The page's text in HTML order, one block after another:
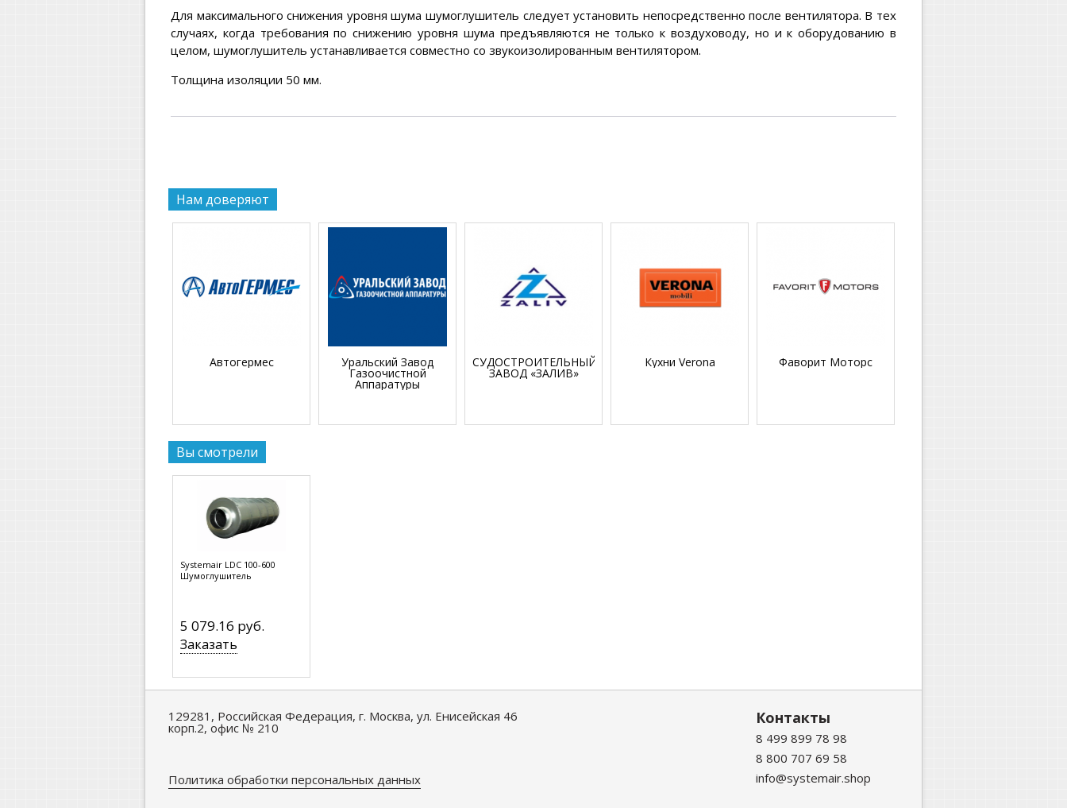
Для максимального снижения уровня шума шумоглушитель следует установить непосредственно после вентилятора. В тех
случаях, когда требования по снижению уровня шума предъявляются не только к воздуховоду, но и к оборудованию в
целом, шумоглушитель устанавливается совместно со звукоизолированным вентилятором.
Толщина изоляции 50 мм.
Нам доверяют
Автогермес Уральский Завод
Газоочистной
Аппаратуры
СУДОСТРОИТЕЛЬНЫЙ
ЗАВОД «ЗАЛИВ»
Кухни Verona Фаворит Моторс
Вы смотрели
Systemair LDC 100-600
Шумоглушитель
5 079.16 руб.
Заказать
129281, Российская Федерация, г. Москва, ул. Енисейская 46
корп.2, офис № 210
Политика обработки персональных данных
Контакты
8 499 899 78 98
8 800 707 69 58
info@systemair.shop